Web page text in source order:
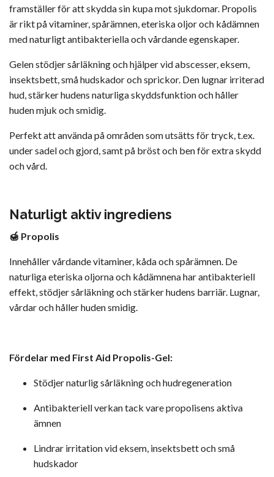
framställer för att skydda sin kupa mot sjukdomar. Propolis
är rikt på vitaminer, spårämnen, eteriska oljor och kådämnen
med naturligt antibakteriella och vårdande egenskaper.
Gelen stödjer sårläkning och hjälper vid abscesser, eksem,
insektsbett, små hudskador och sprickor. Den lugnar irriterad
hud, stärker hudens naturliga skyddsfunktion och håller
huden mjuk och smidig.
Perfekt att använda på områden som utsätts för tryck, t.ex.
under sadel och gjord, samt på bröst och ben för extra skydd
och vård.
Naturligt aktiv ingrediens
🍯 Propolis
Innehåller vårdande vitaminer, kåda och spårämnen. De
naturliga eteriska oljorna och kådämnena har antibakteriell
effekt, stödjer sårläkning och stärker hudens barriär. Lugnar,
vårdar och håller huden smidig.
Fördelar med First Aid Propolis-Gel:
Stödjer naturlig sårläkning och hudregeneration
Antibakteriell verkan tack vare propolisens aktiva
ämnen
Lindrar irritation vid eksem, insektsbett och små
hudskador